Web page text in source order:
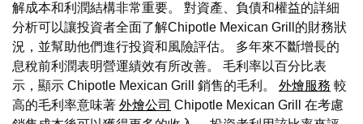
解成本和利潤結構非常重要。 對資產、負債和權益的詳細
分析可以讓投資者全面了解Chipotle Mexican Grill的財務狀
況，並幫助他們進行投資和風險評估。 多年來不斷增長的
息稅前利潤表明營運績效有所改善。 毛利率以百分比表
示，顯示 Chipotle Mexican Grill 銷售的毛利。 外燴服務 較
高的毛利率意味著 外燴公司 Chipotle Mexican Grill 在考慮